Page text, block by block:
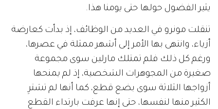
يثير الفضول حولها حتى يومنا هذا.
تنقلت مونرو في العديد من الوظائف، إذ بدأت كعارضة
أزياء، وانتهى بها الأمر إلى أشهر ممثلة في عصرها،
ورغم كل ذلك فلم تمتلك مارلين سوى مجموعة
صغيرة من المجوهرات الشخصية، إذ لم يمنحها
أزواجها الثلاثة سوى بضع قطع، كما أنها لم تشترِ
الكثير منها لنفسها، حتى إنها عرفت بارتداء القطع